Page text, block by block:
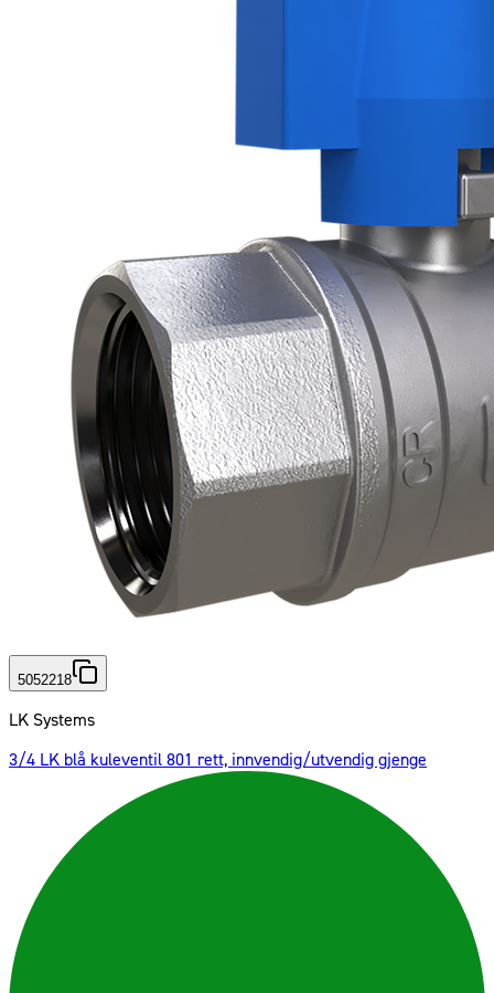
5052218
LK Systems
3/4 LK blå kuleventil 801 rett, innvendig/utvendig gjenge